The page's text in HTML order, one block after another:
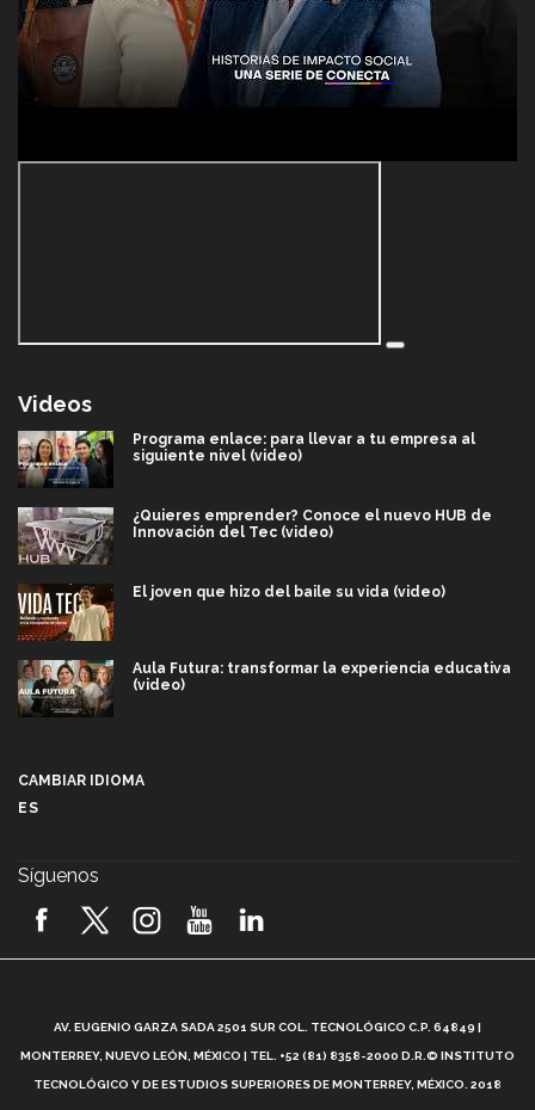
Videos
Programa enlace: para llevar a tu empresa al
siguiente nivel (video)
¿Quieres emprender? Conoce el nuevo HUB de
Innovación del Tec (video)
El joven que hizo del baile su vida (video)
Aula Futura: transformar la experiencia educativa
(video)
2026! (video)
¿Cómo es el Modelo Educativo Tec? (video)
CAMBIAR IDIOMA
ES
Síguenos
AV. EUGENIO GARZA SADA 2501 SUR COL. TECNOLÓGICO C.P. 64849 |
MONTERREY, NUEVO LEÓN, MÉXICO | TEL. +52 (81) 8358-2000 D.R.© INSTITUTO
TECNOLÓGICO Y DE ESTUDIOS SUPERIORES DE MONTERREY, MÉXICO. 2018